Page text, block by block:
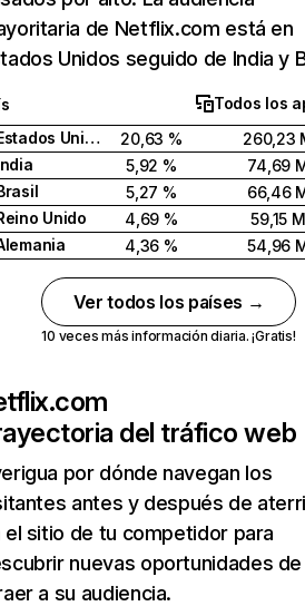
de Netflix.com está en
Unidos seguido de India y
Todos los
Estados Unidos
20,63 %
260,23
5,92 %
74,69
5,27 %
66,46
Unido
4,69 %
59,15 M
4,36 % 54,96
Ver todos los países →
10 veces más información diaria. ¡Gratis!
del tráfico web
por dónde navegan los
antes y después de
el sitio de tu competidor para
nuevas oportunidades de
a su audiencia.